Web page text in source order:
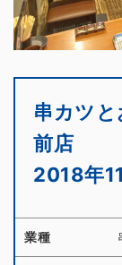
串カツ
前店
2018年
業種